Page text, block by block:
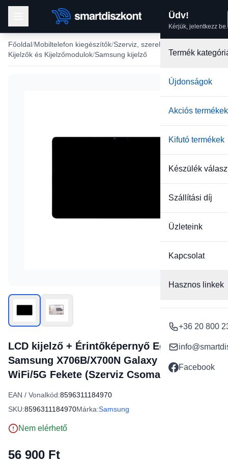
Üdv!
Kérjük, jelentkezz be.
Termék
Újdonságok
Akciós termékek
Kifutó termékek
Készülék
Szállítási díj
Üzleteink
Kapcsolat
Hasznos linkek
+36 20 800
Facebook
Főoldal Mobiltelefon kiegészítők Szerviz, szerelés
Kijelzők és Kijelzőmodulok Samsung kijelző
LCD kijelző + Érintőképernyő Egység
Samsung X706B/X700N Galaxy Tab S8
WiFi/5G Fekete (Szerviz Csomag)
EAN / Vonalkód:8596311184970
SKU:8596311184970Márka:Samsung
Nem elérhető
56 900 Ft